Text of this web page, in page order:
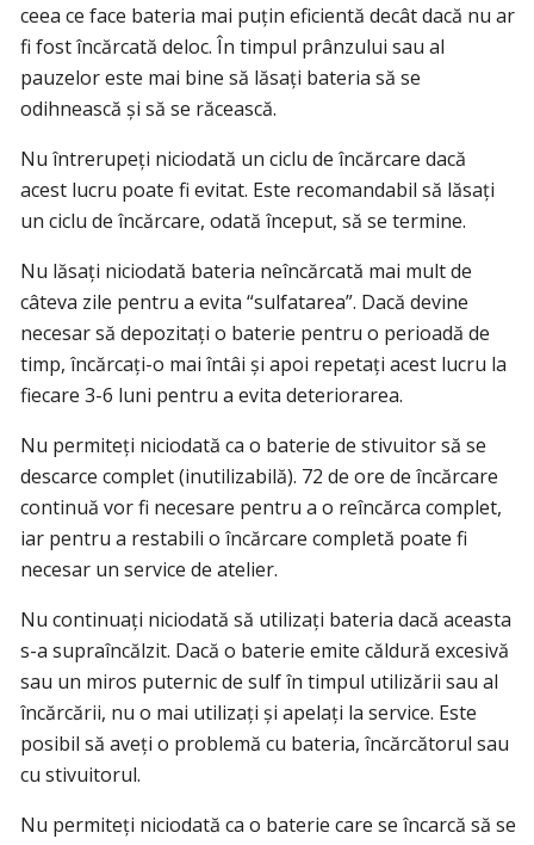
ceea ce face bateria mai puțin eficientă decât dacă nu ar
fi fost încărcată deloc. În timpul prânzului sau al
pauzelor este mai bine să lăsați bateria să se
odihnească și să se răcească.
Nu întrerupeți niciodată un ciclu de încărcare dacă
acest lucru poate fi evitat. Este recomandabil să lăsați
un ciclu de încărcare, odată început, să se termine.
Nu lăsați niciodată bateria neîncărcată mai mult de
câteva zile pentru a evita “sulfatarea”. Dacă devine
necesar să depozitați o baterie pentru o perioadă de
timp, încărcați-o mai întâi și apoi repetați acest lucru la
fiecare 3-6 luni pentru a evita deteriorarea.
Nu permiteți niciodată ca o baterie de stivuitor să se
descarce complet (inutilizabilă). 72 de ore de încărcare
continuă vor fi necesare pentru a o reîncărca complet,
iar pentru a restabili o încărcare completă poate fi
necesar un service de atelier.
Nu continuați niciodată să utilizați bateria dacă aceasta
s-a supraîncălzit. Dacă o baterie emite căldură excesivă
sau un miros puternic de sulf în timpul utilizării sau al
încărcării, nu o mai utilizați și apelați la service. Este
posibil să aveți o problemă cu bateria, încărcătorul sau
cu stivuitorul.
Nu permiteți niciodată ca o baterie care se încarcă să se